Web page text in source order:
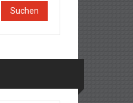
Suchen